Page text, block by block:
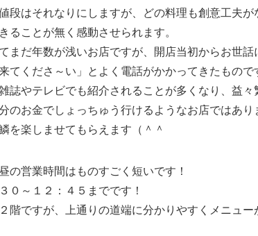
段はそれなりにしますが、どの料理も創意工夫
ることが無く感動させられます。
まだ年数が浅いお店ですが、開店当初からお世
てくださ～い」とよく電話がかかってきたもので
誌やテレビでも紹介されることが多くなり、益々
のお金でしょっちゅう行けるようなお店ではあ
を楽しませてもらえます（＾＾
の営業時間はものすごく短いです！
０～１２：４５までです！
階ですが、上通りの道端に分かりやすくメニュー